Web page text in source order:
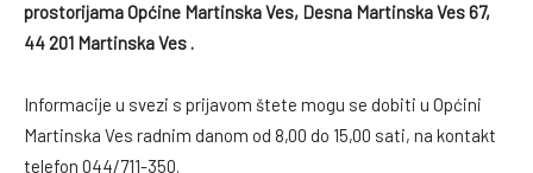
prostorijama Općine Martinska Ves, Desna Martinska Ves 67,
44 201 Martinska Ves .
Informacije u svezi s prijavom štete mogu se dobiti u Općini
Martinska Ves radnim danom od 8,00 do 15,00 sati, na kontakt
telefon 044/711-350.